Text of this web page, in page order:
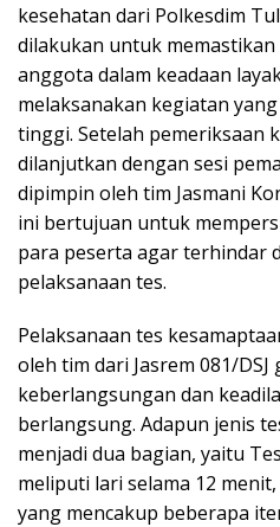
kesehatan dari Polkesdim
dilakukan untuk
anggota dalam keadaan
melaksanakan kegiatan
tinggi. Setelah pemeriksaan
dilanjutkan dengan sesi
dipimpin oleh tim Jasmani
ini bertujuan untuk
para peserta agar terhindar
pelaksanaan tes.
Pelaksanaan tes
oleh tim dari Jasrem 081/
keberlangsungan dan
berlangsung. Adapun jenis
menjadi dua bagian, yaitu
meliputi lari selama 12
yang mencakup beberapa